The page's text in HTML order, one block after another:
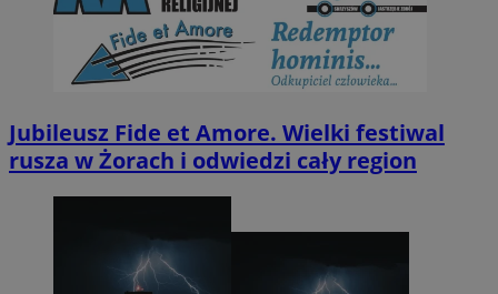
Jubileusz Fide et Amore. Wielki festiwal
rusza w Żorach i odwiedzi cały region